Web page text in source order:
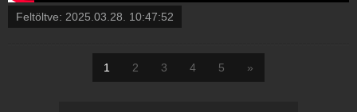
Feltöltve: 2025.03.28. 10:47:52
1 2 3 4 5 »